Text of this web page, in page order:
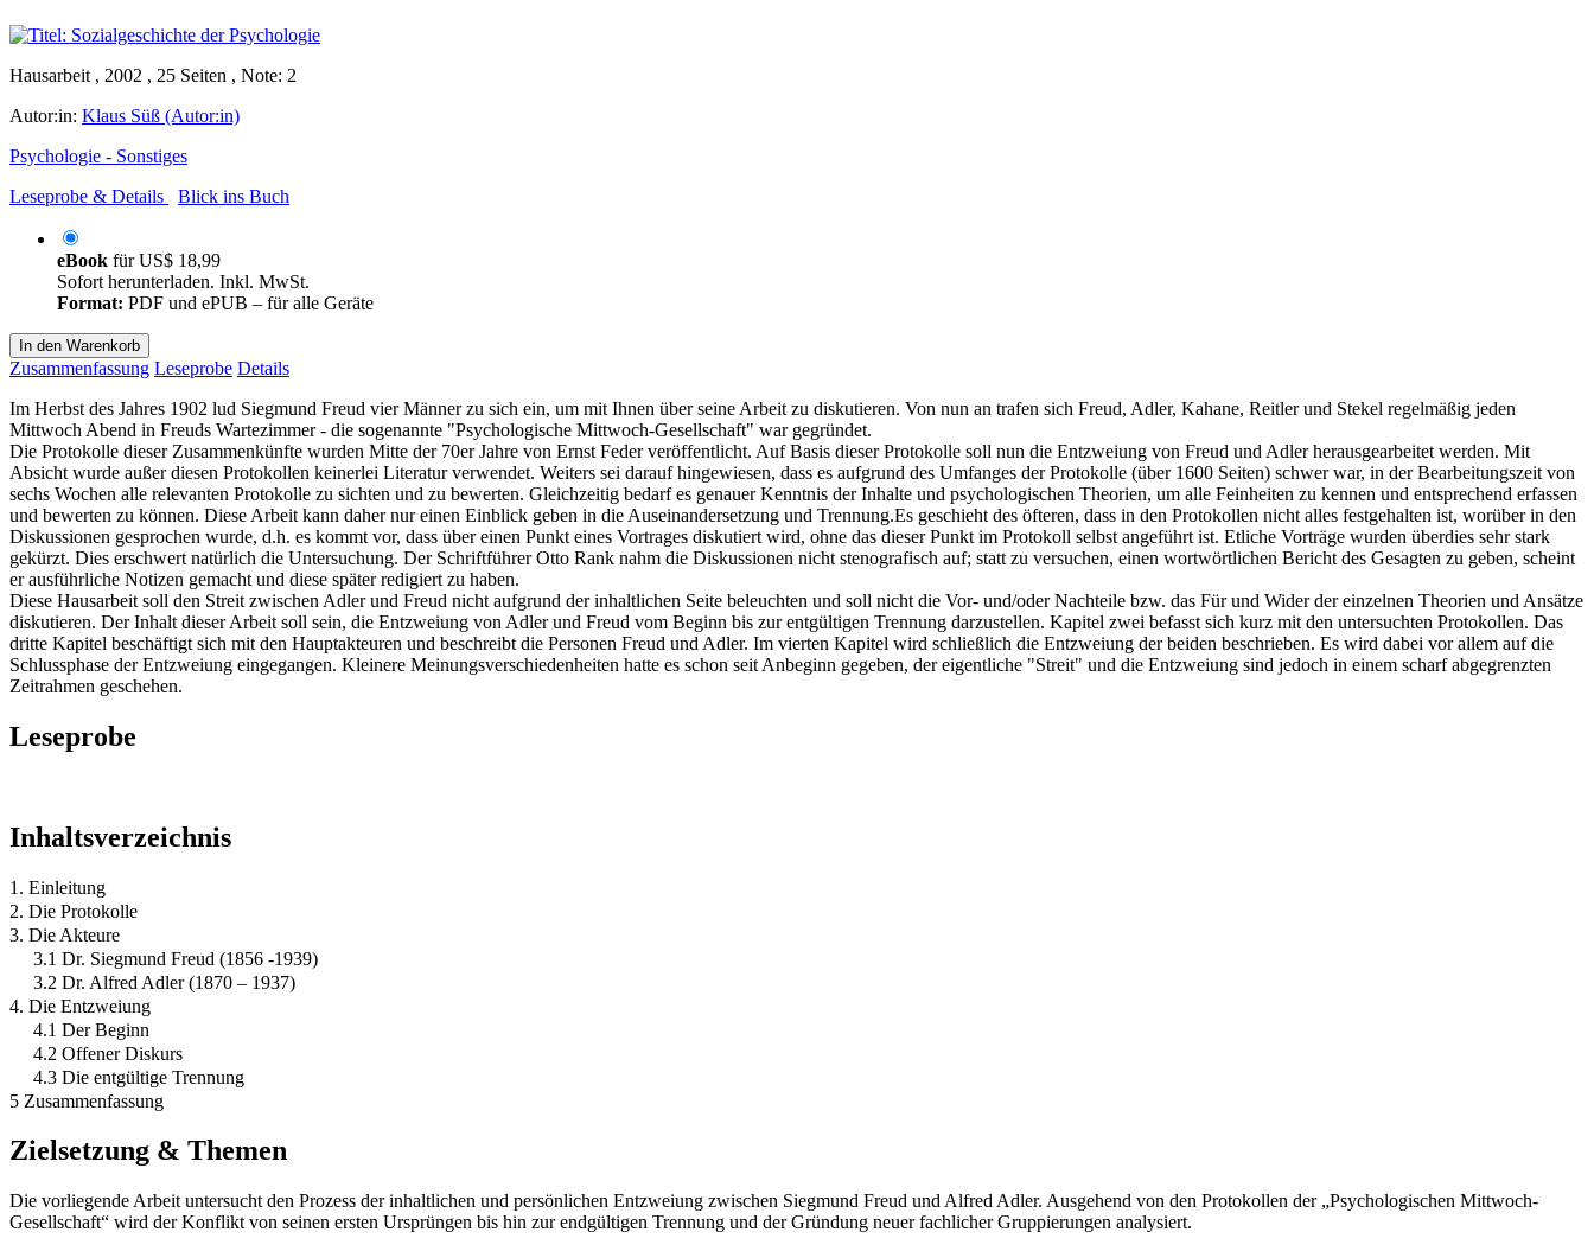
Hausarbeit , 2002 , 25 Seiten , Note: 2
Autor:in: Klaus Süß (Autor:in)
Psychologie - Sonstiges
Leseprobe & Details
Blick ins Buch
eBook fürUS$ 18,99
Sofort herunterladen. Inkl. MwSt.
Format: PDF und ePUB – für alle Geräte
In den Warenkorb
Zusammenfassung Leseprobe Details
Im Herbst des Jahres 1902 lud Siegmund Freud vier Männer zu sich ein, um mit Ihnen über seine Arbeit zu diskutieren. Von nun an trafen sich Freud, Adler, Kahane, Reitler und Stekel regelmäßig jeden
Mittwoch Abend in Freuds Wartezimmer - die sogenannte "Psychologische Mittwoch-Gesellschaft" war gegründet.
Die Protokolle dieser Zusammenkünfte wurden Mitte der 70er Jahre von Ernst Feder veröffentlicht. Auf Basis dieser Protokolle soll nun die Entzweiung von Freud und Adler herausgearbeitet werden. Mit
Absicht wurde außer diesen Protokollen keinerlei Literatur verwendet. Weiters sei darauf hingewiesen, dass es aufgrund des Umfanges der Protokolle (über 1600 Seiten) schwer war, in der Bearbeitungszeit von
sechs Wochen alle relevanten Protokolle zu sichten und zu bewerten. Gleichzeitig bedarf es genauer Kenntnis der Inhalte und psychologischen Theorien, um alle Feinheiten zu kennen und entsprechend erfassen
und bewerten zu können. Diese Arbeit kann daher nur einen Einblick geben in die Auseinandersetzung und Trennung.Es geschieht des öfteren, dass in den Protokollen nicht alles festgehalten ist, worüber in den
Diskussionen gesprochen wurde, d.h. es kommt vor, dass über einen Punkt eines Vortrages diskutiert wird, ohne das dieser Punkt im Protokoll selbst angeführt ist. Etliche Vorträge wurden überdies sehr stark
gekürzt. Dies erschwert natürlich die Untersuchung. Der Schriftführer Otto Rank nahm die Diskussionen nicht stenografisch auf; statt zu versuchen, einen wortwörtlichen Bericht des Gesagten zu geben, scheint
er ausführliche Notizen gemacht und diese später redigiert zu haben.
Diese Hausarbeit soll den Streit zwischen Adler und Freud nicht aufgrund der inhaltlichen Seite beleuchten und soll nicht die Vor- und/oder Nachteile bzw. das Für und Wider der einzelnen Theorien und Ansätze
diskutieren. Der Inhalt dieser Arbeit soll sein, die Entzweiung von Adler und Freud vom Beginn bis zur entgültigen Trennung darzustellen. Kapitel zwei befasst sich kurz mit den untersuchten Protokollen. Das
dritte Kapitel beschäftigt sich mit den Hauptakteuren und beschreibt die Personen Freud und Adler. Im vierten Kapitel wird schließlich die Entzweiung der beiden beschrieben. Es wird dabei vor allem auf die
Schlussphase der Entzweiung eingegangen. Kleinere Meinungsverschiedenheiten hatte es schon seit Anbeginn gegeben, der eigentliche "Streit" und die Entzweiung sind jedoch in einem scharf abgegrenzten
Zeitrahmen geschehen.
Leseprobe
Inhaltsverzeichnis
1. Einleitung
2. Die Protokolle
3. Die Akteure
3.1 Dr. Siegmund Freud (1856 -1939)
3.2 Dr. Alfred Adler (1870 – 1937)
4. Die Entzweiung
4.1 Der Beginn
4.2 Offener Diskurs
4.3 Die entgültige Trennung
5 Zusammenfassung
Zielsetzung & Themen
Die vorliegende Arbeit untersucht den Prozess der inhaltlichen und persönlichen Entzweiung zwischen Siegmund Freud und Alfred Adler. Ausgehend von den Protokollen der „Psychologischen Mittwoch-
Gesellschaft“ wird der Konflikt von seinen ersten Ursprüngen bis hin zur endgültigen Trennung und der Gründung neuer fachlicher Gruppierungen analysiert.